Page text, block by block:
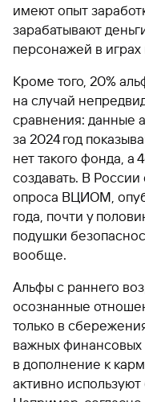
имеют опыт
зарабатывают
персонажей в играх
Кроме того, 20%
на случай
сравнения: данные
за 2024 год
нет такого фонда, а
создавать. В России
опроса ВЦИОМ,
года, почти у
подушки
вообще.
Альфы с раннего
осознанные
только в
важных финансовых
в дополнение к
активно